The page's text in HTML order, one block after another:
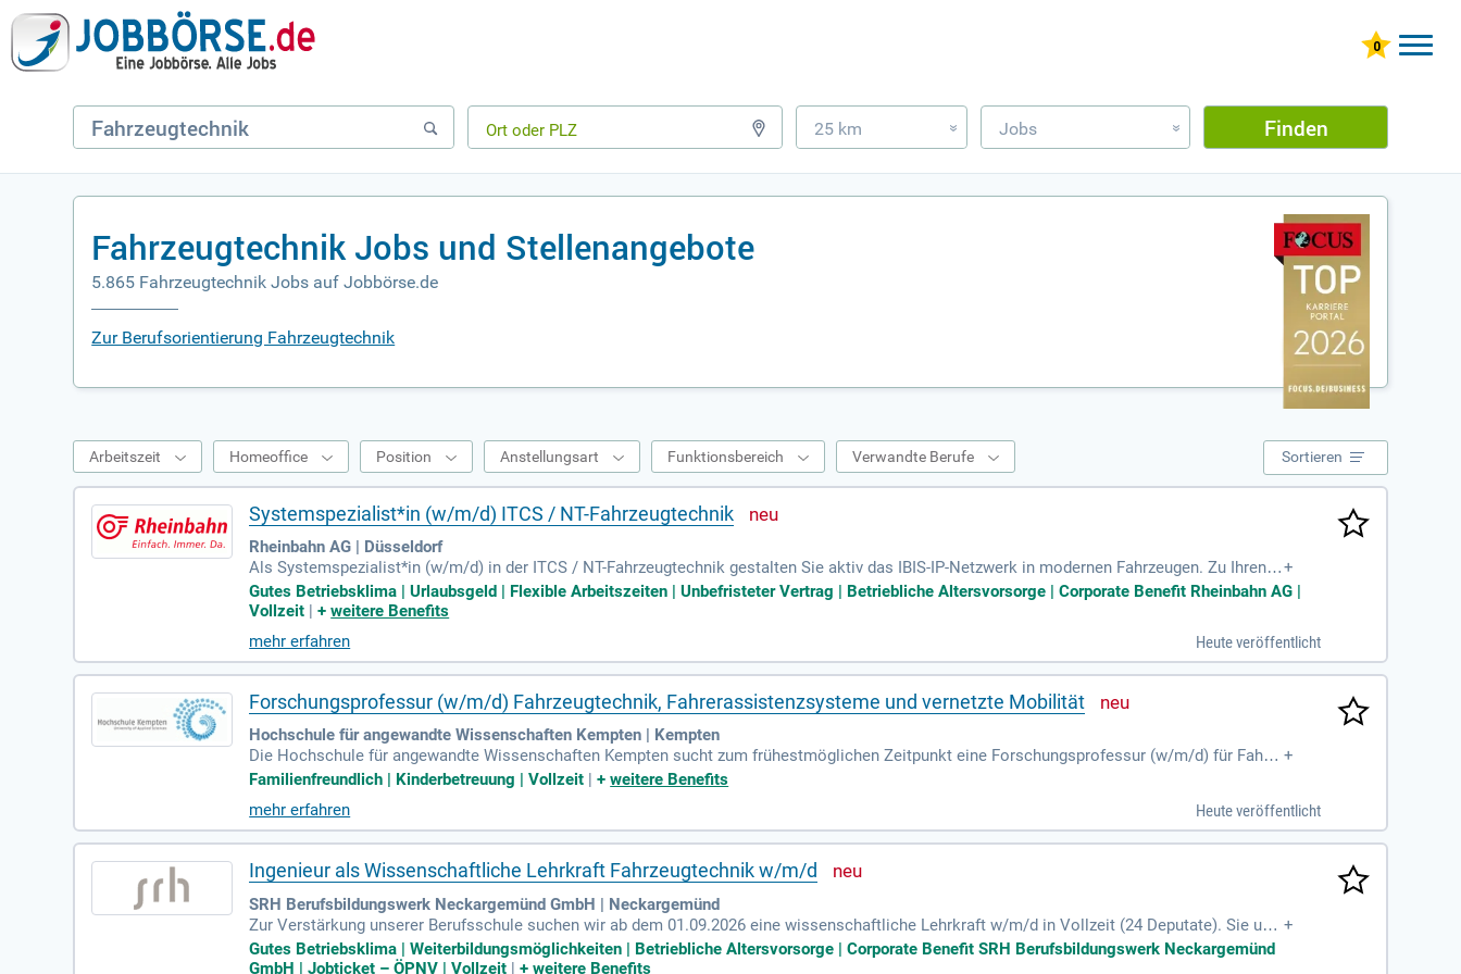
25 km » Jobs » Finden
Fahrzeugtechnik Jobs und Stellenangebote
5.865 Fahrzeugtechnik Jobs auf Jobbörse.de
Zur Berufsorientierung Fahrzeugtechnik
Arbeitszeit Homeoffice Position Anstellungsart Funktionsbereich Verwandte Berufe Sortieren
Systemspezialist*in (w/m/d) ITCS / NT-Fahrzeugtechnik
Rheinbahn AG | Düsseldorf
Als Systemspezialist*in (w/m/d) in der ITCS / NT-Fahrzeugtechnik gestalten Sie aktiv das IBIS-IP-Netzwerk in modernen Fahrzeugen. Zu Ihren A
ufgaben gehören die Implementierung, Administration sowie die Durchführung von Firmware-Updates. Zudem übernehmen Sie die Serveradmini
stration für ITCS-Server mit hohen Verfügbarkeitsanforderungen. Durch Ihre Logfile-Analysen verbessern Sie die Effizienz in Fahrzeugwerkstätt
s engagierten Teams und tragen Sie zu innovativen Projekten in der Fahrzeugtechnologie bei!
+
Gutes Betriebsklima | Urlaubsgeld | Flexible Arbeitszeiten | Unbefristeter Vertrag | Betriebliche Altersvorsorge | Corporate Benefit Rheinbahn AG |
Vollzeit |+weitere Benefits
mehr erfahren
Heute veröffentlicht
Forschungsprofessur (w/m/d) Fahrzeugtechnik, Fahrerassistenzsysteme und vernetzte Mobilität
Hochschule für angewandte Wissenschaften Kempten | Kempten
Die Hochschule für angewandte Wissenschaften Kempten sucht zum frühestmöglichen Zeitpunkt eine Forschungsprofessur (w/m/d) für Fahrz
eugtechnik, Fahrerassistenzsysteme und vernetzte Mobilität. Die Position umfasst eine hälftige Reduzierung des Lehrdeputats, um innovative
iten nach erfolgreicher Evaluierung. Bewerber sollten tiefgehende Kenntnisse in Bereichen wie Fahrzeugdynamik, Fahrerassistenzsysteme und
vernetzte Mobilität mitbringen. Die Professur beinhaltet Forschungs-, Entwicklungs- und Lehrtätigkeiten sowie die Leitung des Instituts für Fahr
+
Familienfreundlich | Kinderbetreuung | Vollzeit |+weitere Benefits
mehr erfahren
Heute veröffentlicht
Ingenieur als Wissenschaftliche Lehrkraft Fahrzeugtechnik w/m/d
SRH Berufsbildungswerk Neckargemünd GmbH | Neckargemünd
Zur Verstärkung unserer Berufsschule suchen wir ab dem 01.09.2026 eine wissenschaftliche Lehrkraft w/m/d in Vollzeit (24 Deputate). Sie unt
errichten Kfz-Mechatroniker und setzen moderne Lehrmethoden nach den Bildungsplänen von Baden-Württemberg um. Wir bieten eine interess
ante Klassenlehrerfunktion sowie die Mitarbeit in interdisziplinären Teams. Voraussetzung sind ein abgeschlossenes Studium und idealerweis
+
Gutes Betriebsklima | Weiterbildungsmöglichkeiten | Betriebliche Altersvorsorge | Corporate Benefit SRH Berufsbildungswerk Neckargemünd
GmbH | Jobticket – ÖPNV | Vollzeit |+weitere Benefits